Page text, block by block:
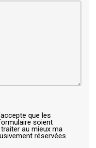
que les
soient
au mieux ma
réservées